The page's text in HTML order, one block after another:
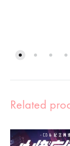
Related